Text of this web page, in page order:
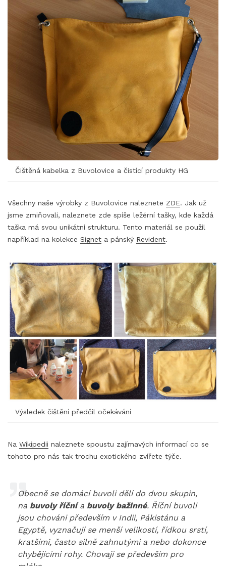
Čištěná kabelka z Buvolovice a čistící produkty HG
Všechny naše výrobky z Buvolovice naleznete ZDE. Jak už
jsme zmiňovali, naleznete zde spíše ležérní tašky, kde každá
taška má svou unikátní strukturu. Tento materiál se použil
například na kolekce Signet a pánský Revident.
Výsledek čištění předčil očekávání
Na Wikipedii naleznete spoustu zajímavých informací co se
tohoto pro nás tak trochu exotického zvířete týče.
Obecně se domácí buvoli dělí do dvou skupin,
na buvoly říčnía buvoly bažinné. Říční buvoli
jsou chováni především v Indii, Pákistánu a
Egyptě, vyznačují se menší velikostí, řídkou srstí,
kratšími, často silně zahnutými a nebo dokonce
chybějícími rohy. Chovají se především pro